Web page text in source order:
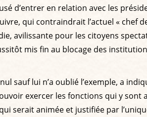
d’entrer en relation avec les
qui contraindrait l’actuel « chef
avilissante pour les citoyens
mis fin au blocage des
sauf lui n’a oublié l’exemple, a
exercer les fonctions qui y
serait animée et justifiée par